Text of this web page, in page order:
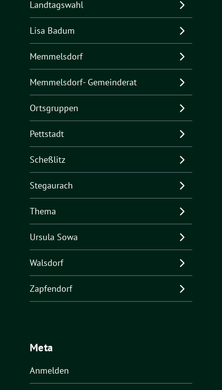
Landtagswahl
Lisa Badum
Memmelsdorf
Memmelsdorf- Gemeinderat
Ortsgruppen
Pettstadt
Scheßlitz
Stegaurach
Thema
Ursula Sowa
Walsdorf
Zapfendorf
Meta
Anmelden